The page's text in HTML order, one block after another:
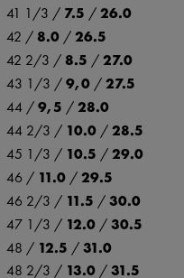
41 1/3 / 7.5 /26.0
42 /8.0 /26.5
42 2/3 /8.5 /27.0
43 1/3 /9,0 /27.5
44 /9,5 /28.0
44 2/3 / 10.0 /28.5
45 1/3 / 10.5 /29.0
46 / 11.0 /29.5
46 2/3 / 11.5 /30.0
47 1/3 / 12.0 /30.5
48 / 12.5 /31.0
48 2/3 / 13.0 /31.5